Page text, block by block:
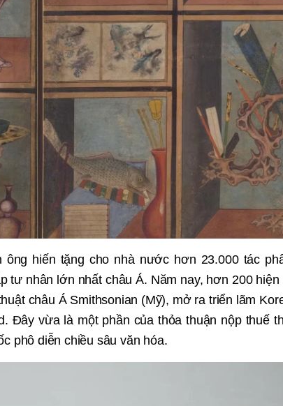
hiến tặng cho nhà nước hơn 23.000 tác
tư nhân lớn nhất châu Á. Năm nay, hơn 200 hiện
châu Á Smithsonian (Mỹ), mở ra triển lãm
Đây vừa là một phần của thỏa thuận nộp thuế
phô diễn chiều sâu văn hóa.